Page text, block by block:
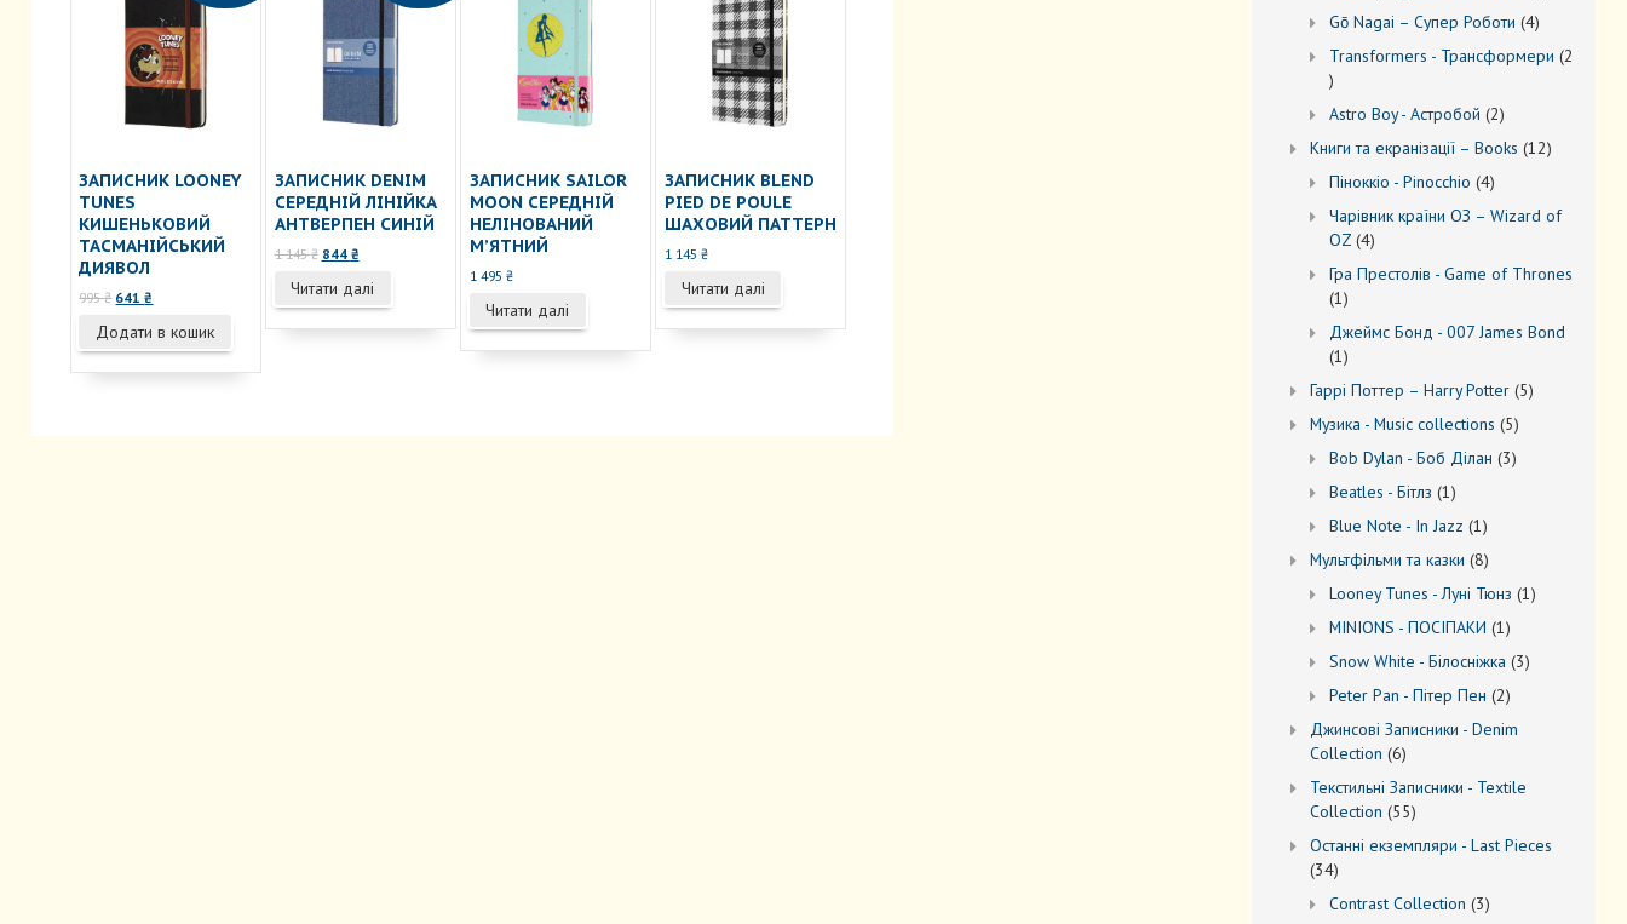
ЗАПИСНИК LOONEY
TUNES
КИШЕНЬКОВИЙ
ТАСМАНІЙСЬКИЙ
ДИЯВОЛ
995₴ Оригінальна
995 ₴.
641₴
641 ₴.
Додати в кошик
ЗАПИСНИК DENIM
СЕРЕДНІЙ ЛІНІЙКА
АНТВЕРПЕН СИНІЙ
1 145₴ Оригінальна
1
145 ₴.
844 ₴Поточна
844 ₴.
Читати далі
ЗАПИСНИК SAILOR
MOON СЕРЕДНІЙ
НЕЛІНОВАНИЙ
М’ЯТНИЙ
1 495 ₴
Читати далі
ЗАПИСНИК BLEND
PIED DE POULE
ШАХОВИЙ ПАТТЕРН
1 145 ₴
Читати далі
Gō Nagai – Супер Роботи 44
товари
Transformers - Трансформери 2
2
товари
Astro Boy - Астробой 22
товари
Книги та екранізації – Books 1212
Піноккіо - Pinocchio 44
товари
Чарівник країни ОЗ – Wizard of
OZ 44
Гра Престолів - Game of Thrones
11
товар
Джеймс Бонд - 007 James Bond
11
товар
Гаррі Поттер – Harry Potter 55
Музика - Music collections 55
Bob Dylan - Боб Ділан 33
Beatles - Бітлз 11
товар
Blue Note - In Jazz 11
товар
Мультфільми та казки 88
товарів
Looney Tunes - Луні Тюнз 11
MINIONS - ПОСІПАКИ 11
товар
Snow White - Білосніжка 33
Peter Pan - Пітер Пен 22
Джинсові Записники - Denim
Collection 66
Текстильні Записники - Textile
Collection 5555
Останні екземпляри - Last Pieces
3434
товари
Contrast Collection 33